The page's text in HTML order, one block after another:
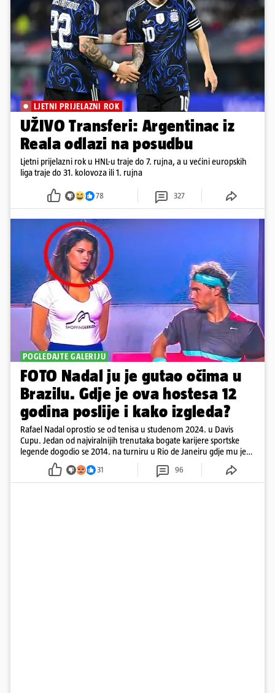
LJETNI PRIJELAZNI ROK
UŽIVO Transferi: Argentinac iz
Reala odlazi na posudbu
Ljetni prijelazni rok u HNL-u traje do 7. rujna, a u većini europskih
liga traje do 31. kolovoza ili 1. rujna
78 327
POGLEDAJTE GALERIJU
FOTO Nadal ju je gutao očima u
Brazilu. Gdje je ova hostesa 12
godina poslije i kako izgleda?
Rafael Nadal oprostio se od tenisa u studenom 2024. u Davis
Cupu. Jedan od najviralnijih trenutaka bogate karijere sportske
legende dogodio se 2014. na turniru u Rio de Janeiru gdje mu je
pažnju odvlačila ljepotica iza klupe
31 96